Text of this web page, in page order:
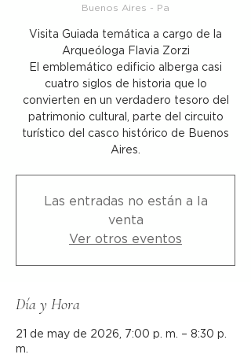
Buenos Aires - Pa
Visita Guiada temática a cargo de la
Arqueóloga Flavia Zorzi
El emblemático edificio alberga casi
cuatro siglos de historia que lo
convierten en un verdadero tesoro del
patrimonio cultural, parte del circuito
turístico del casco histórico de Buenos
Aires.
Las entradas no están a la
venta
Ver otros eventos
Día y Hora
21 de may de 2026, 7:00 p. m. – 8:30 p.
m.